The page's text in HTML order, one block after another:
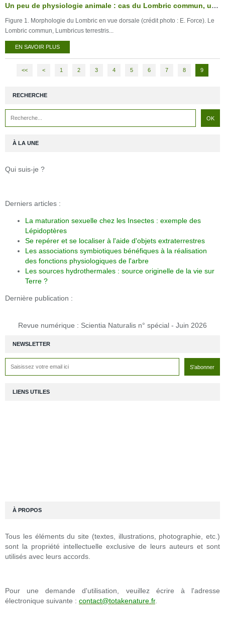
Un peu de physiologie animale : cas du Lombric commun, une Annélide oligochète
Figure 1. Morphologie du Lombric en vue dorsale (crédit photo : E. Force). Le
Lombric commun, Lumbricus terrestris...
EN SAVOIR PLUS
<< < 1 2 3 4 5 6 7 8 9
NEWSLETTER
RECHERCHE
À LA UNE
Qui suis-je ?
Derniers articles :
La maturation sexuelle chez les Insectes : exemple des
Lépidoptères
Se repérer et se localiser à l'aide d'objets extraterrestres
Les associations symbiotiques bénéfiques à la réalisation
des fonctions physiologiques de l'arbre
Les sources hydrothermales : source originelle de la vie sur
Terre ?
Dernière publication :
Revue numérique : Scientia Naturalis n° spécial - Juin 2026
LIENS UTILES
À PROPOS
Tous les éléments du site (textes, illustrations, photographie, etc.)
sont la propriété intellectuelle exclusive de leurs auteurs et sont
utilisés avec leurs accords.
Pour une demande d'utilisation, veuillez écrire à l'adresse
électronique suivante : contact@totakenature.fr